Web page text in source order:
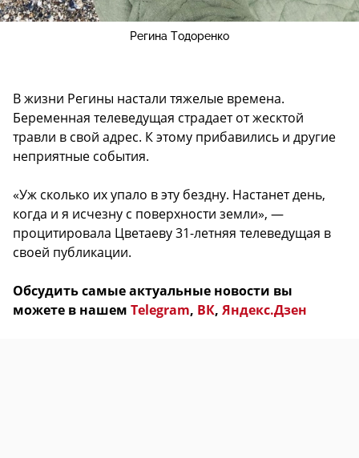
Регина Тодоренко
В жизни Регины настали тяжелые времена.
Беременная телеведущая страдает от жесктой
травли в свой адрес. К этому прибавились и другие
неприятные события.
«Уж сколько их упало в эту бездну. Настанет день,
когда и я исчезну с поверхности земли», —
процитировала Цветаеву 31-летняя телеведущая в
своей публикации.
Обсудить самые актуальные новости вы
можете в нашем Telegram, ВК, Яндекс.Дзен